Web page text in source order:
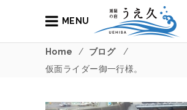
MENU
Home / ブログ
/
仮面ライダー御一行様。